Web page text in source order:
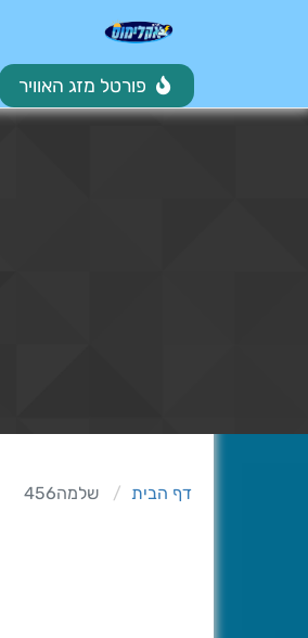
פורטל מזג האוויר
דף הבית שלמה456